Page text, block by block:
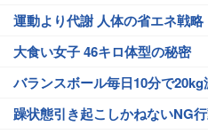
運動より代謝 人体の省エネ戦略
大食い女子 46キロ体型の秘密
バランスボール毎日10分で20kg
躁状態引き起こしかねないNG